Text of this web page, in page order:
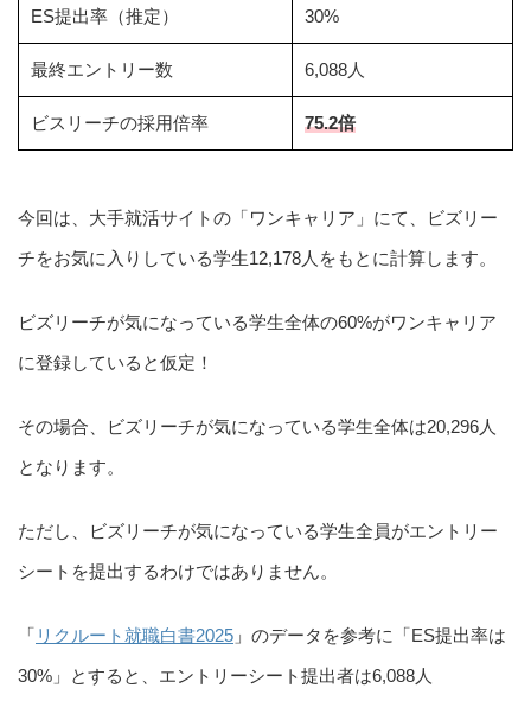
ES提出率（推定） 30%
最終エントリー数 6,088人
ビスリーチの採用倍率 75.2倍
今回は、大手就活サイトの「ワンキャリア」にて、ビズリー
チをお気に入りしている学生12,178人をもとに計算します。
ビズリーチが気になっている学生全体の60%がワンキャリア
に登録していると仮定！
その場合、ビズリーチが気になっている学生全体は20,296人
となります。
ただし、ビズリーチが気になっている学生全員がエントリー
シートを提出するわけではありません。
「 リクルート就職白書2025 」のデータを参考に「ES提出率は
30%」とすると、エントリーシート提出者は6,088人